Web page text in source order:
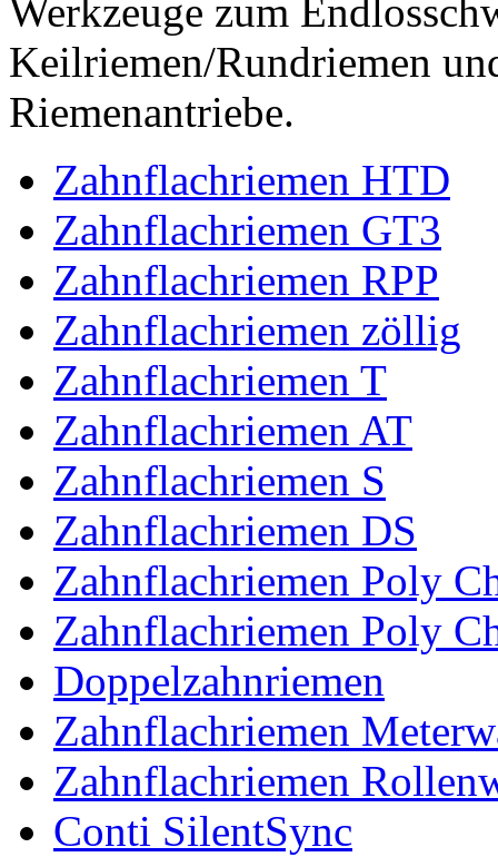
Werkzeuge zum
Keilriemen/Rundriemen
Riemenantriebe.
Zahnflachriemen HTD
Zahnflachriemen GT3
Zahnflachriemen RPP
Zahnflachriemen zöllig
Zahnflachriemen T
Zahnflachriemen AT
Zahnflachriemen S
Zahnflachriemen DS
Zahnflachriemen Poly
Zahnflachriemen Poly
Doppelzahnriemen
Zahnflachriemen
Zahnflachriemen
Conti SilentSync